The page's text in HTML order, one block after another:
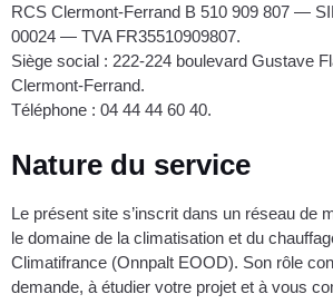
RCS Clermont-Ferrand B 510 909 807 —
00024 — TVA FR35510909807.
Siège social : 222-224 boulevard Gustave
Clermont-Ferrand.
Téléphone : 04 44 44 60 40.
Nature du service
Le présent site s’inscrit dans un réseau de
le domaine de la climatisation et du
Climatifrance (Onnpalt EOOD). Son rôle
demande, à étudier votre projet et à vous